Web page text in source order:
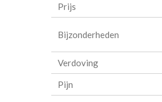
Prijs
Bijzonderheden
Verdoving
Pijn